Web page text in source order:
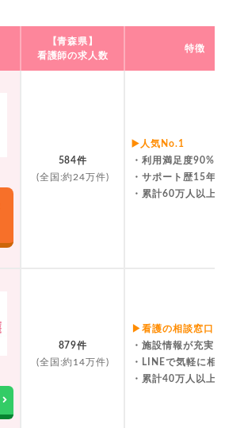
【青森県】
看護師の求人数
特徴
584件
(全国:約24万件)
▶️人気No.1
・利用満足度90%
・サポート歴15年
・累計60万人以上
879件
(全国:約14万件)
▶看護の相談窓口
・施設情報が充実
・LINEで気軽に相
・累計40万人以上